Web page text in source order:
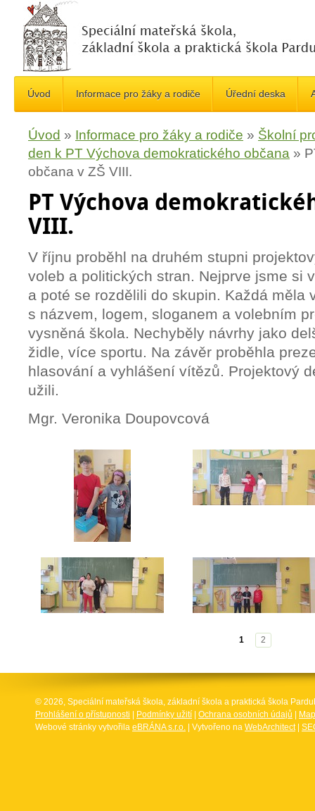
Úvod Informace pro žáky a rodiče Úřední deska
Úvod » Informace pro žáky a rodiče » Školní
den k PT Výchova demokratického občana »
občana v ZŠ VIII.
PT Výchova
VIII.
V říjnu proběhl na druhém stupni
voleb a politických stran. Nejprve jsme si
a poté se rozdělili do skupin. Každá měla
s názvem, logem, sloganem a volebním
vysněná škola. Nechyběly návrhy jako
židle, více sportu. Na závěr proběhla
hlasování a vyhlášení vítězů. Projektový
užili.
Mgr. Veronika Doupovcová
1 2
© 2026, Speciální mateřská škola, základní škola a praktická škola
Prohlášení o přístupnosti
Podmínky užití Ochrana osobních údajů
Webové stránky vytvořila eBRÁNA s.r.o. | Vytvořeno na WebArchitect|